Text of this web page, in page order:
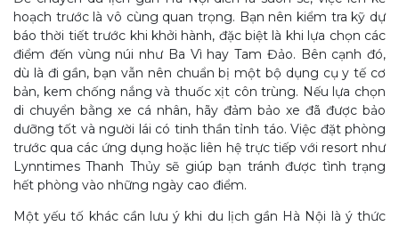
hoạch trước là vô cùng quan trọng. Bạn nên kiểm tra kỹ dự
báo thời tiết trước khi khởi hành, đặc biệt là khi lựa chọn các
điểm đến vùng núi như Ba Vì hay Tam Đảo. Bên cạnh đó,
dù là đi gần, bạn vẫn nên chuẩn bị một bộ dụng cụ y tế cơ
bản, kem chống nắng và thuốc xịt côn trùng. Nếu lựa chọn
di chuyển bằng xe cá nhân, hãy đảm bảo xe đã được bảo
dưỡng tốt và người lái có tinh thần tỉnh táo. Việc đặt phòng
trước qua các ứng dụng hoặc liên hệ trực tiếp với resort như
Lynntimes Thanh Thủy sẽ giúp bạn tránh được tình trạng
hết phòng vào những ngày cao điểm.
Một yếu tố khác cần lưu ý khi du lịch gần Hà Nội là ý thức